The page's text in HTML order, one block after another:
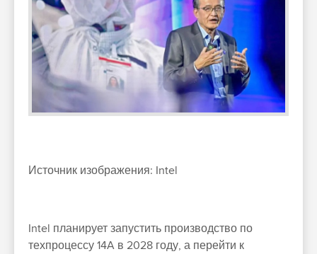
Источник изображения: Intel
Intel планирует запустить производство по
техпроцессу 14A в 2028 году, а перейти к